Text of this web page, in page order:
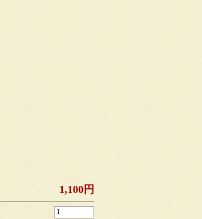
1,100円